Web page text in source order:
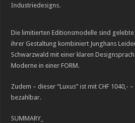
Industriedesigns.
Die limitierten Editionsmodelle sind
ihrer Gestaltung kombiniert Junghans
Schwarzwald mit einer klaren
Moderne in einer FORM.
Zudem – dieser “Luxus” ist mit CHF 1040,-
bezahlbar.
SUMMARY_